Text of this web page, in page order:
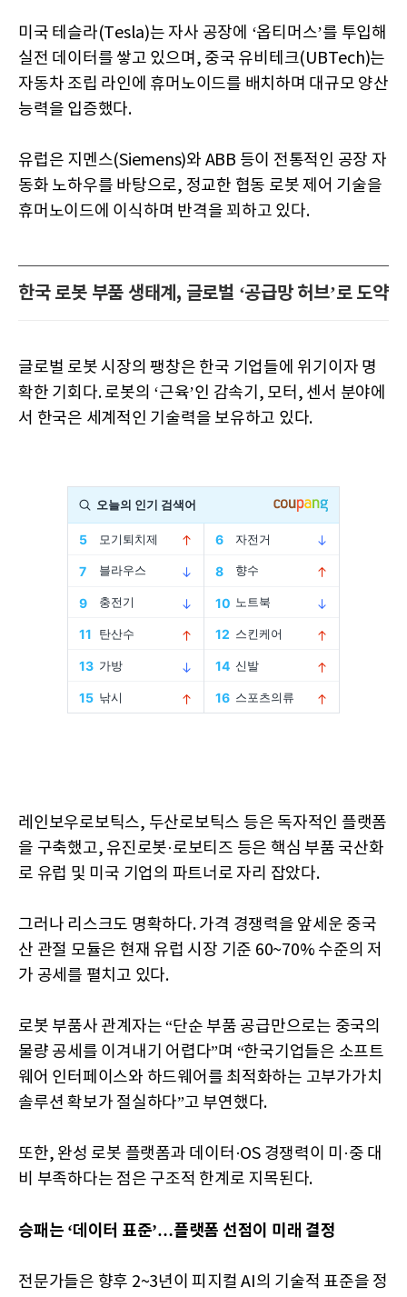
미국 테슬라(Tesla)는 자사 공장에 ‘옵티머스’를 투입해
실전 데이터를 쌓고 있으며, 중국 유비테크(UBTech)는
자동차 조립 라인에 휴머노이드를 배치하며 대규모 양산
능력을 입증했다.
유럽은 지멘스(Siemens)와 ABB 등이 전통적인 공장 자
동화 노하우를 바탕으로, 정교한 협동 로봇 제어 기술을
휴머노이드에 이식하며 반격을 꾀하고 있다.
한국 로봇 부품 생태계, 글로벌 ‘공급망 허브’로 도약
글로벌 로봇 시장의 팽창은 한국 기업들에 위기이자 명
확한 기회다. 로봇의 ‘근육’인 감속기, 모터, 센서 분야에
서 한국은 세계적인 기술력을 보유하고 있다.
레인보우로보틱스, 두산로보틱스 등은 독자적인 플랫폼
을 구축했고, 유진로봇·로보티즈 등은 핵심 부품 국산화
로 유럽 및 미국 기업의 파트너로 자리 잡았다.
그러나 리스크도 명확하다. 가격 경쟁력을 앞세운 중국
산 관절 모듈은 현재 유럽 시장 기준 60~70% 수준의 저
가 공세를 펼치고 있다.
로봇 부품사 관계자는 “단순 부품 공급만으로는 중국의
물량 공세를 이겨내기 어렵다”며 “한국기업들은 소프트
웨어 인터페이스와 하드웨어를 최적화하는 고부가가치
솔루션 확보가 절실하다”고 부연했다.
또한, 완성 로봇 플랫폼과 데이터·OS 경쟁력이 미·중 대
비 부족하다는 점은 구조적 한계로 지목된다.
승패는 ‘데이터 표준’…플랫폼 선점이 미래 결정
전문가들은 향후 2~3년이 피지컬 AI의 기술적 표준을 정